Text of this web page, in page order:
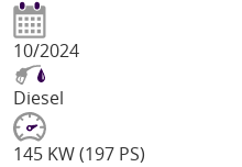
10/2024
Diesel
145 KW (197 PS)